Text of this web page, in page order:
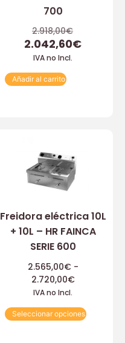
700
2.918,00€
2.042,60€
IVA no Incl.
Añadir al carrito
Freidora eléctrica 10L
+ 10L – HR FAINCA
SERIE 600
2.565,00€ -
2.720,00€
IVA no Incl.
Seleccionar opciones